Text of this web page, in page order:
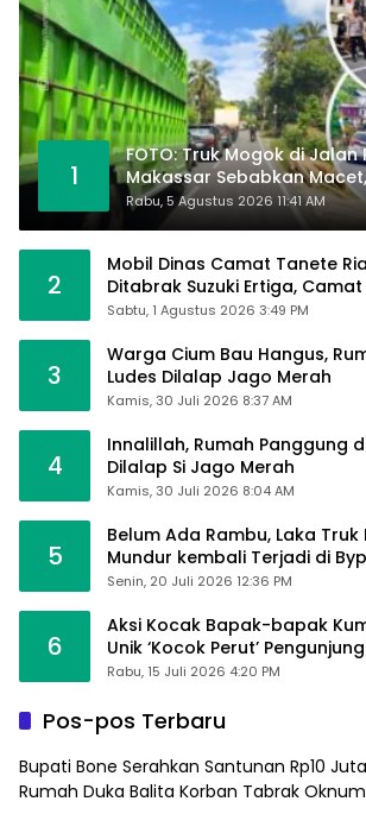
1
FOTO: Truk Mogok di
Makassar Sebabkan
Tangan
Rabu, 5 Agustus 2026 11:41 AM
2
Mobil Dinas Camat Tanete
Ditabrak Suzuki Ertiga,
Alhamdulillah Saya Baik-Baik
Sabtu, 1 Agustus 2026 3:49 PM
3
Warga Cium Bau Hangus,
Ludes Dilalap Jago Merah
Kamis, 30 Juli 2026 8:37 AM
4
Innalillah, Rumah Panggung
Dilalap Si Jago Merah
Kamis, 30 Juli 2026 8:04 AM
5
Belum Ada Rambu, Laka
Mundur kembali Terjadi di
Sumpallabbu
Senin, 20 Juli 2026 12:36 PM
6
Aksi Kocak Bapak-bapak
Unik ‘Kocok Perut’
Alfamart, Ngaku Aktifkan
Rabu, 15 Juli 2026 4:20 PM
Pos-pos Terbaru
Bupati Bone Serahkan Santunan Rp10
Rumah Duka Balita Korban Tabrak Oknum